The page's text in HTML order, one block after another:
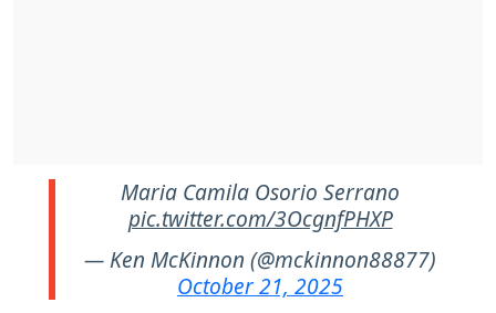
Maria Camila Osorio Serrano
pic.twitter.com/3OcgnfPHXP
— Ken McKinnon (@mckinnon88877)
October 21, 2025